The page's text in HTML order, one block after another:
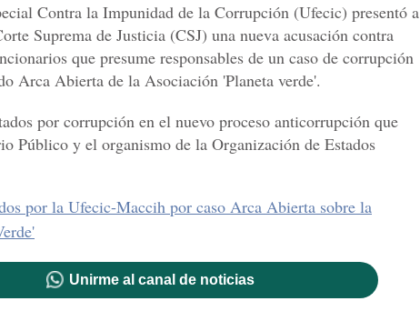
Contra la Impunidad de la Corrupción (Ufecic) presentó a
Suprema de Justicia (CSJ) una nueva acusación contra
que presume responsables de un caso de corrupción
Arca Abierta de la Asociación 'Planeta verde'.
por corrupción en el nuevo proceso anticorrupción que
Público y el organismo de la Organización de Estados
por la Ufecic-Maccih por caso Arca Abierta sobre la
Unirme al canal de noticias